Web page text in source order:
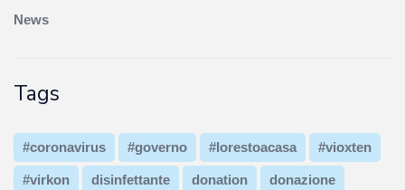
News
Tags
#coronavirus #governo #Iorestoacasa #vioxten
#virkon disinfettante donation donazione